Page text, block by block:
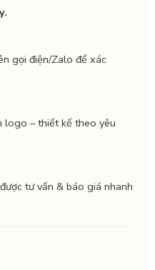
gọi điện/Zalo để xác
logo – thiết kế theo yêu
tư vấn & báo giá nhanh